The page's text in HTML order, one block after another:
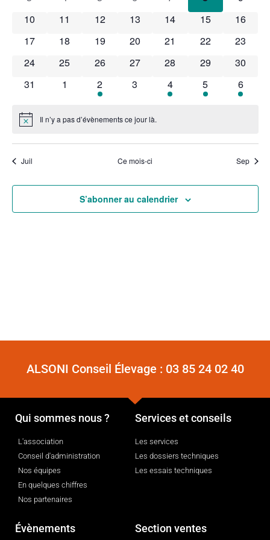
0 évènements
10 0 évènements
11 0 évènements
12 0 évènements
13 0 évènements
14 0 évènements
15 0
16
0 évènements
17 0 évènements
18 0 évènements
19 0 évènements
20 0 évènements
21 0 évènements
22 0
23
0 évènements
24 0 évènements
25 0 évènements
26 0 évènements
27 0 évènements
28 0 évènements
29 0
30
0 évènements
31 0 évènements
1 1 évènement
2 0 évènements
3 10 évènements
4 13 évènements
5 5
6
Notice Il n’y a pas d’évènements ce jour là.
Juil Ce mois-ci Sep
S’abonner au calendrier
ALSONI Conseil Élevage : 03 85 24 02 40
Qui sommes nous ?
L'association
Conseil d'administration
Nos équipes
En quelques chiffres
Nos partenaires
Services et conseils
Les services
Les dossiers techniques
Les essais techniques
Évènements Section ventes